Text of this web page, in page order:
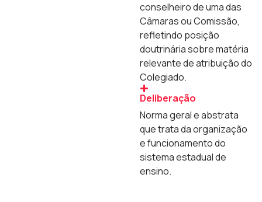
conselheiro de uma das
Câmaras ou Comissão,
refletindo posição
doutrinária sobre matéria
relevante de atribuição do
Colegiado.
Deliberação
Norma geral e abstrata
que trata da organização
e funcionamento do
sistema estadual de
ensino.